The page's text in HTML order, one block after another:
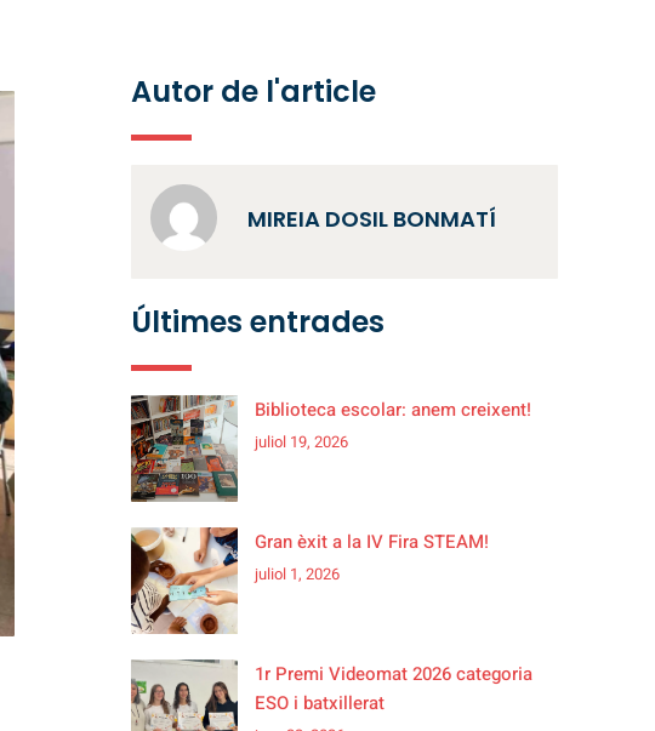
Autor de l'article
MIREIA DOSIL BONMATÍ
Últimes entrades
Biblioteca escolar: anem creixent!
juliol 19, 2026
Gran èxit a la IV Fira STEAM!
juliol 1, 2026
1r Premi Videomat 2026 categoria
ESO i batxillerat